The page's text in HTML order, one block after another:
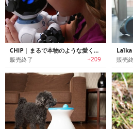
CHiP｜まるで本物のような愛くるしいスマートドッグ「チップ」
販売終了 +209 販売